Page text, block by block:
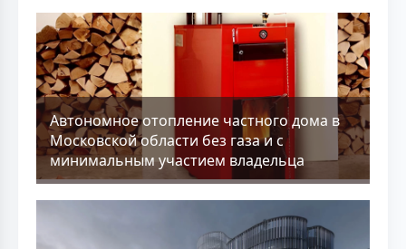
Aвтономное отопление частного дома в
Московской области без газа и с
минимальным участием владельца